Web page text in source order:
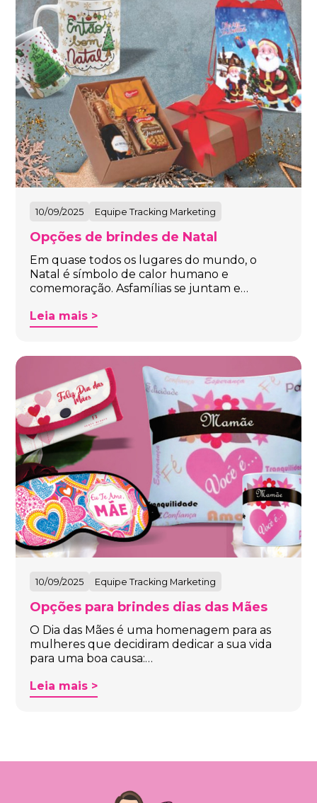
10/09/2025 Equipe Tracking Marketing
Opções de brindes de Natal
Em quase todos os lugares do mundo, o
Natal é símbolo de calor humano e
comemoração. Asfamílias se juntam e…
Leia mais >
10/09/2025 Equipe Tracking Marketing
Opções para brindes dias das Mães
O Dia das Mães é uma homenagem para as
mulheres que decidiram dedicar a sua vida
para uma boa causa:…
Leia mais >